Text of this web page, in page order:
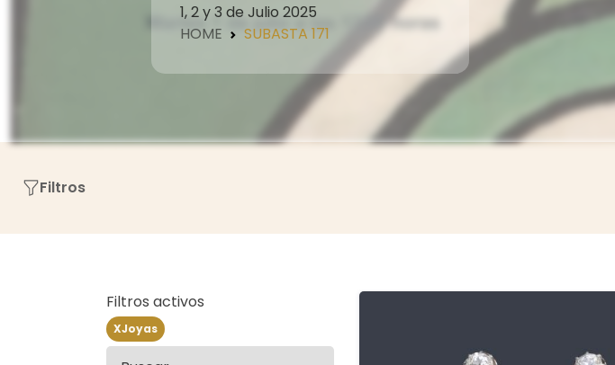
1, 2 y 3 de Julio 2025
HOME
SUBASTA 171
Filtros
Filtros activos
XJoyas